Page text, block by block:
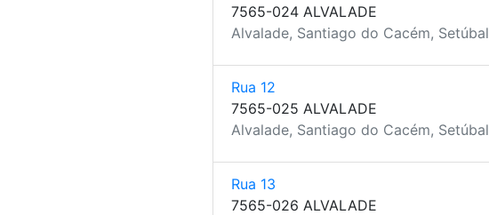
7565-024 ALVALADE
Alvalade, Santiago do Cacém, Setúbal
Rua 12
7565-025 ALVALADE
Alvalade, Santiago do Cacém, Setúbal
Rua 13
7565-026 ALVALADE